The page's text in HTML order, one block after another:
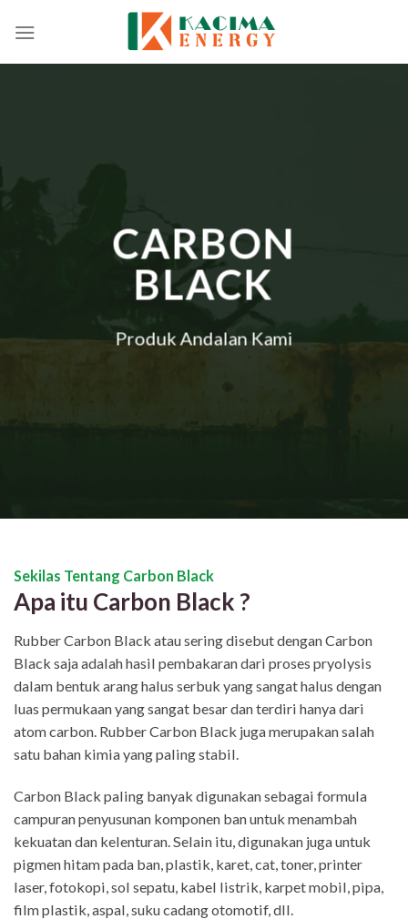
CARBON
BLACK
Produk Andalan Kami
Sekilas Tentang Carbon Black
Apa itu Carbon Black ?
Rubber Carbon Black atau sering disebut dengan Carbon
Black saja adalah hasil pembakaran dari proses pryolysis
dalam bentuk arang halus serbuk yang sangat halus dengan
luas permukaan yang sangat besar dan terdiri hanya dari
atom carbon. Rubber Carbon Black juga merupakan salah
satu bahan kimia yang paling stabil.
Carbon Black paling banyak digunakan sebagai formula
campuran penyusunan komponen ban untuk menambah
kekuatan dan kelenturan. Selain itu, digunakan juga untuk
pigmen hitam pada ban, plastik, karet, cat, toner, printer
laser, fotokopi, sol sepatu, kabel listrik, karpet mobil, pipa,
film plastik, aspal, suku cadang otomotif, dll.